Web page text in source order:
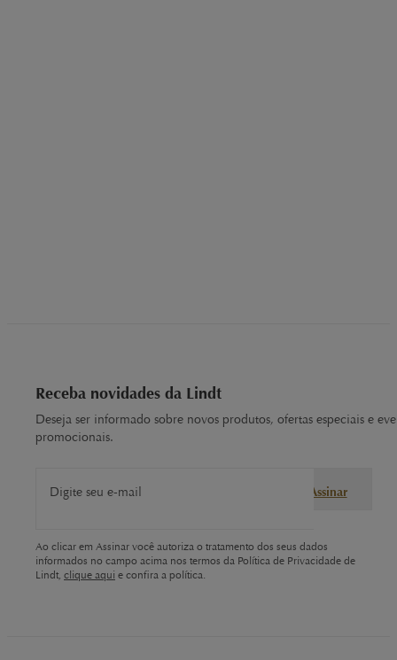
Receba novidades da Lindt
Deseja ser informado sobre novos produtos, ofertas especiais e
promocionais.
Digite seu e-mail Assinar
Ao clicar em Assinar você autoriza o tratamento dos seus dados
informados no campo acima nos termos da Política de Privacidade de
Lindt, clique aqui e confira a política.